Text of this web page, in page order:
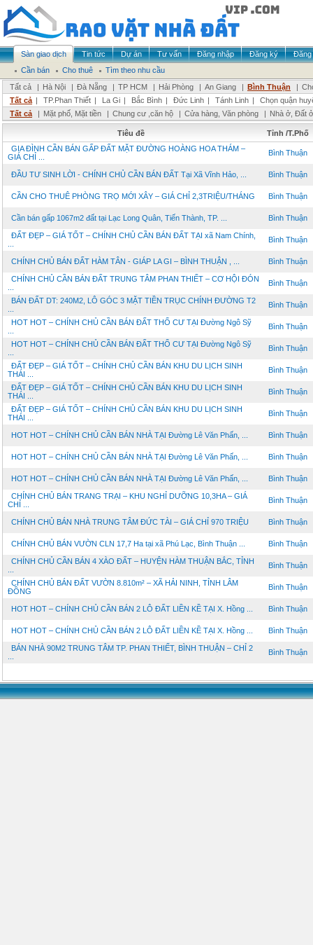
Sàn giao dịch Tin tức Dự án Tư vấn Đăng nhập Đăng ký
Đăng
Cần bán
Cho thuê
Tìm theo nhu cầu
Tất cả
| Hà Nội | Đà Nẵng | TP HCM | Hải Phòng | An Giang | Bình Thuận |
Tất cả | TP.Phan Thiết | La Gi | Bắc Bình | Đức Linh | Tánh Linh |
Chọn quận
Tất cả
| Mặt phố, Mặt tiền | Chung cư ,căn hộ | Cửa hàng, Văn phòng | Nhà ở, Đất ở
Tiêu đề
Tỉnh /T.Phố
GIA ĐÌNH CẦN BÁN GẤP ĐẤT MẶT ĐƯỜNG HOÀNG HOA THÁM –
GIÁ CHỈ ...
Bình Thuận
ĐẦU TƯ SINH LỜI - CHÍNH CHỦ CẦN BÁN ĐẤT Tại Xã Vĩnh Hảo, ... Bình Thuận
CẦN CHO THUÊ PHÒNG TRỌ MỚI XÂY – GIÁ CHỈ 2,3TRIỆU/THÁNG Bình Thuận
Cần bán gấp 1067m2 đất tại Lạc Long Quân, Tiến Thành, TP. ... Bình Thuận
ĐẤT ĐẸP – GIÁ TỐT – CHÍNH CHỦ CẦN BÁN ĐẤT TẠI xã Nam Chính,
Bình Thuận
CHÍNH CHỦ BÁN ĐẤT HÀM TÂN - GIÁP LA GI – BÌNH THUẬN , ... Bình Thuận
CHÍNH CHỦ CẦN BÁN ĐẤT TRUNG TÂM PHAN THIẾT – CƠ HỘI ĐÓN
Bình Thuận
BÁN ĐẤT DT: 240M2, LÔ GÓC 3 MẶT TIỀN TRỤC CHÍNH ĐƯỜNG T2
Bình Thuận
HOT HOT – CHÍNH CHỦ CẦN BÁN ĐẤT THỔ CƯ TẠI Đường Ngô Sỹ
Bình Thuận
HOT HOT – CHÍNH CHỦ CẦN BÁN ĐẤT THỔ CƯ TẠI Đường Ngô Sỹ
Bình Thuận
ĐẤT ĐẸP – GIÁ TỐT – CHÍNH CHỦ CẦN BÁN KHU DU LỊCH SINH
THÁI ...
Bình Thuận
ĐẤT ĐẸP – GIÁ TỐT – CHÍNH CHỦ CẦN BÁN KHU DU LỊCH SINH
THÁI ...
Bình Thuận
ĐẤT ĐẸP – GIÁ TỐT – CHÍNH CHỦ CẦN BÁN KHU DU LỊCH SINH
THÁI ...
Bình Thuận
HOT HOT – CHÍNH CHỦ CẦN BÁN NHÀ TẠI Đường Lê Văn Phấn, ... Bình Thuận
HOT HOT – CHÍNH CHỦ CẦN BÁN NHÀ TẠI Đường Lê Văn Phấn, ... Bình Thuận
HOT HOT – CHÍNH CHỦ CẦN BÁN NHÀ TẠI Đường Lê Văn Phấn, ... Bình Thuận
CHÍNH CHỦ BÁN TRANG TRẠI – KHU NGHỈ DƯỠNG 10,3HA – GIÁ
CHỈ ...
Bình Thuận
CHÍNH CHỦ BÁN NHÀ TRUNG TÂM ĐỨC TÀI – GIÁ CHỈ 970 TRIỆU Bình Thuận
CHÍNH CHỦ BÁN VƯỜN CLN 17,7 Ha tại xã Phú Lạc, Bình Thuận ... Bình Thuận
CHÍNH CHỦ CẦN BÁN 4 XÀO ĐẤT – HUYỆN HÀM THUẬN BẮC, TỈNH
Bình Thuận
CHÍNH CHỦ BÁN ĐẤT VƯỜN 8.810m² – XÃ HẢI NINH, TỈNH LÂM
ĐỒNG
Bình Thuận
HOT HOT – CHÍNH CHỦ CẦN BÁN 2 LÔ ĐẤT LIỀN KỀ TẠI X. Hồng ... Bình Thuận
HOT HOT – CHÍNH CHỦ CẦN BÁN 2 LÔ ĐẤT LIỀN KỀ TẠI X. Hồng ... Bình Thuận
BÁN NHÀ 90M2 TRUNG TÂM TP. PHAN THIẾT, BÌNH THUẬN – CHỈ 2
Bình Thuận